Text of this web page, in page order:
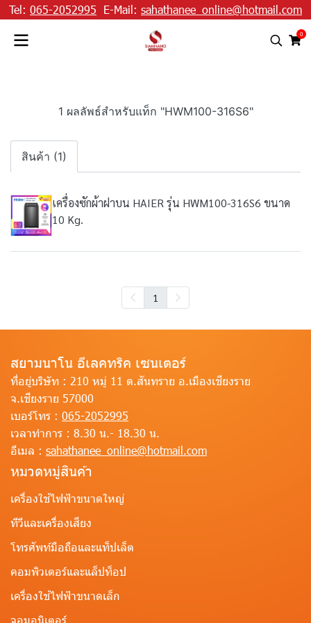
Tel: 065-2052995 E-Mail: sahathanee_online@hotmail.com
0
1 ผลลัพธ์สำหรับแท็ก "HWM100-316S6"
สินค้า (1)
เครื่องซักผ้าฝาบน HAIER รุ่น HWM100-316S6 ขนาด
10 Kg.
1
สยามนาโน อีเลคทริค เซนเตอร์
ที่อยู่บริษัท : 210 หมู่ 11 ต.สันทราย อ.เมืองเชียงราย
จ.เชียงราย 57000
เบอร์โทร : 065-2052995
เวลาทำการ : 8.30 น.- 18.30 น.
อีเมล : sahathanee_online@hotmail.com
หมวดหมู่สินค้า
เครื่องใช้ไฟฟ้าขนาดใหญ่
ทีวีและเครื่องเสียง
โทรศัพท์มือถือและแท็ปเล็ต
คอมพิวเตอร์และแล็ปท็อป
เครื่องใช้ไฟฟ้าขนาดเล็ก
จอมอนิเตอร์